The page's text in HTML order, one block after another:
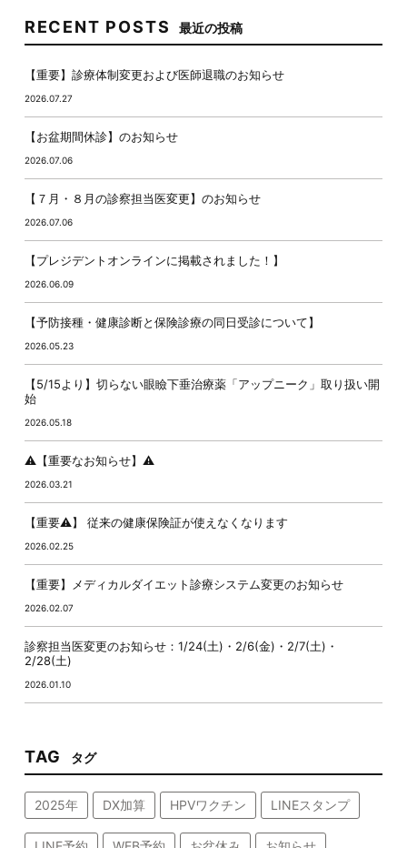
RECENT POSTS 最近の投稿
【重要】診療体制変更および医師退職のお知らせ
2026.07.27
【お盆期間休診】のお知らせ
2026.07.06
【７月・８月の診察担当医変更】のお知らせ
2026.07.06
【プレジデントオンラインに掲載されました！】
2026.06.09
【予防接種・健康診断と保険診療の同日受診について】
2026.05.23
【5/15より】切らない眼瞼下垂治療薬「アップニーク」取り扱い開
始
2026.05.18
⚠️【重要なお知らせ】⚠️
2026.03.21
【重要⚠️】 従来の健康保険証が使えなくなります
2026.02.25
【重要】メディカルダイエット診療システム変更のお知らせ
2026.02.07
診察担当医変更のお知らせ：1/24(土)・2/6(金)・2/7(土)・
2/28(土)
2026.01.10
TAG タグ
2025年 DX加算 HPVワクチン LINEスタンプ